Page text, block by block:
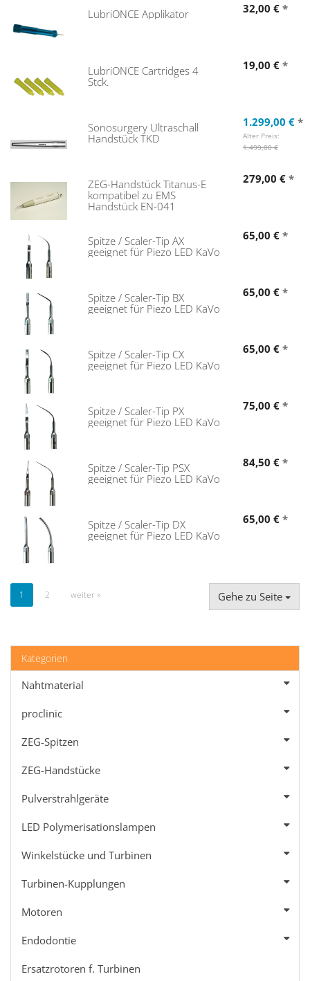
LubriONCE Applikator 32,00 € *
LubriONCE Cartridges 4
Stck.
19,00 € *
Sonosurgery Ultraschall
Handstück TKD
1.299,00 € *
Alter Preis:
1.499,00 €
ZEG-Handstück Titanus-E
kompatibel zu EMS
Handstück EN-041
279,00 € *
Spitze / Scaler-Tip AX
geeignet für Piezo LED KaVo
65,00 € *
Spitze / Scaler-Tip BX
geeignet für Piezo LED KaVo
65,00 € *
Spitze / Scaler-Tip CX
geeignet für Piezo LED KaVo
65,00 € *
Spitze / Scaler-Tip PX
geeignet für Piezo LED KaVo
75,00 € *
Spitze / Scaler-Tip PSX
geeignet für Piezo LED KaVo
84,50 € *
Spitze / Scaler-Tip DX
geeignet für Piezo LED KaVo
65,00 € *
1 2 weiter » Gehe zu Seite
Kategorien
Nahtmaterial
proclinic
ZEG-Spitzen
ZEG-Handstücke
Pulverstrahlgeräte
LED Polymerisationslampen
Winkelstücke und Turbinen
Turbinen-Kupplungen
Motoren
Endodontie
Ersatzrotoren f. Turbinen